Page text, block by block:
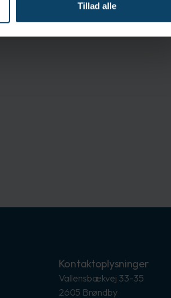
Tillad alle
25 par
Kontaktoplysninger
Vallensbækvej 33-35
2605 Brøndby